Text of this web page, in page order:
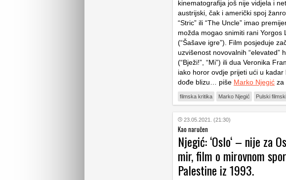
kinematografija još nije vidjela i
austrijski, čak i američki spoj
“Stric” ili “The Uncle” imao
možda mogao snimiti rani Yorgos
(“Šašave igre”). Film posjeduje
uzvišenost novovalnih “elevated”
(“Bježi!”, “Mi”) ili dua Veronika
iako horor ovdje prijeti ući u
dođe blizu… piše Marko Njegić za
filmska kritika Marko Njegić Pulski
23.05.2021. (21:30)
Kao naručen
Njegić: ‘Oslo‘ – nije za
mir, film o mirovnom
Palestine iz 1993.